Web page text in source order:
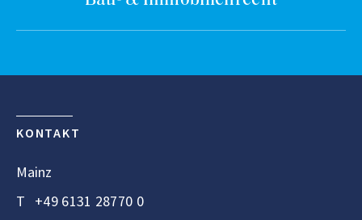
KONTAKT
Mainz
T +49 6131 28770 0